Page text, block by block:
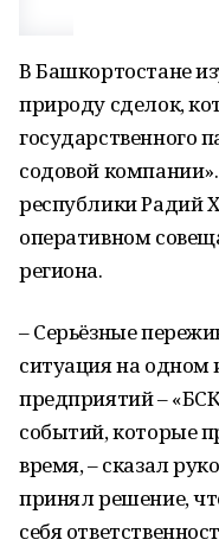
В Башкортостане
природу сделок,
государственного
содовой
республики Радий
оперативном
региона.
– Серьёзные
ситуация на одном
предприятий –
событий, которые
время, – сказал
принял решение,
себя